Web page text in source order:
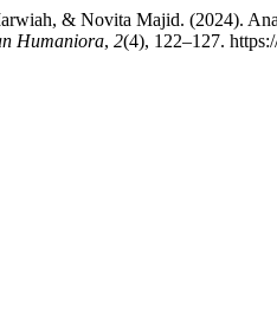
& Novita Majid. (2024).
Humaniora, 2(4), 122–127.